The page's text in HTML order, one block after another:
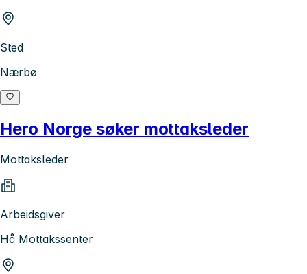
Sted
Nærbø
Hero Norge søker mottaksleder
Mottaksleder
Arbeidsgiver
Hå Mottakssenter